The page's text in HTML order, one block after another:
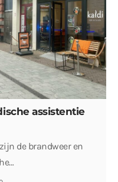
assistentie
de brandweer en